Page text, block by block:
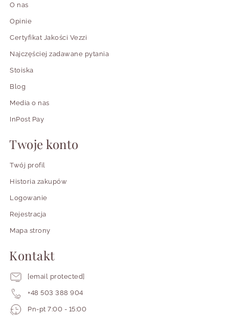
O nas
Opinie
Certyfikat Jakości Vezzi
Najczęściej zadawane pytania
Stoiska
Blog
Media o nas
InPost Pay
Twoje konto
Twój profil
Historia zakupów
Logowanie
Rejestracja
Mapa strony
Kontakt
[email protected]
+48 503 388 904
Pracujemy
Pn-pt 7:00 - 15:00